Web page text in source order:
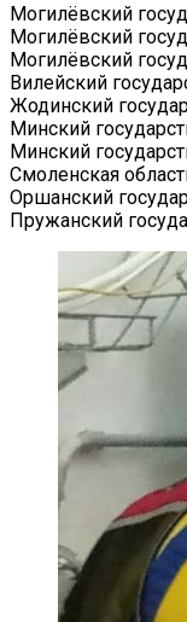
Могилёвский
Могилёвский
Могилёвский
Вилейский
Жодинский
Минский
Минский
Смоленская
Оршанский
Пружанский